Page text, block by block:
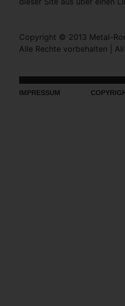
Copyright © 2013 Metal-
Alle Rechte vorbehalten |
IMPRESSUM